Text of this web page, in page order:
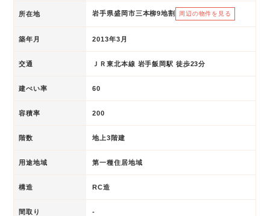
所在地 岩手県盛岡市三本柳9地割 周辺の物件を見る
築年月 2013年3月
交通 ＪＲ東北本線 岩手飯岡駅 徒歩23分
建ぺい率 60
容積率 200
階数 地上3階建
用途地域 第一種住居地域
構造 RC造
間取り -